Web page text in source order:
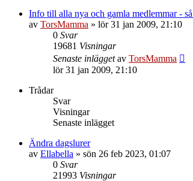
Info till alla nya och gamla medlemmar -
av TorsMamma » lör 31 jan 2009, 21:10
0 Svar
19681 Visningar
Senaste inläggetav TorsMamma
lör 31 jan 2009, 21:10
Trådar
Svar
Visningar
Senaste inlägget
Ändra dagslurer
av Ellabella » sön 26 feb 2023, 01:07
0 Svar
21993 Visningar